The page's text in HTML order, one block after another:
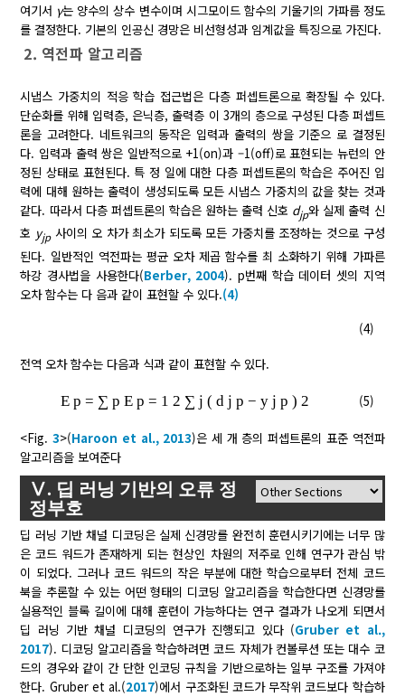
여기서 γ는 양수의 상수 변수이며 시그모이드 함수의 기울기의 가파름 정도
를 결정한다. 기본의 인공신 경망은 비선형성과 임계값을 특징으로 가진다.
2. 역전파 알고리즘
시냅스 가중치의 적응 학습 접근법은 다층 퍼셉트론으로 확장될 수 있다.
단순화를 위해 입력층, 은닉층, 출력층 이 3개의 층으로 구성된 다층 퍼셉트
론을 고려한다. 네트워크의 동작은 입력과 출력의 쌍을 기준으 로 결정된
다. 입력과 출력 쌍은 일반적으로 +1(on)과 –1(off)로 표현되는 뉴런의 안
정된 상태로 표현된다. 특 정 일에 대한 다층 퍼셉트론의 학습은 주어진 입
력에 대해 원하는 출력이 생성되도록 모든 시냅스 가중치의 값을 찾는 것과
같다. 따라서 다층 퍼셉트론의 학습은 원하는 출력 신호 djp와 실제 출력 신
호 yjp사이의 오 차가 최소가 되도록 모든 가중치를 조정하는 것으로 구성
된다. 일반적인 역전파는 평균 오차 제곱 함수를 최 소화하기 위해 가파른
하강 경사법을 사용한다(Berber, 2004). p번째 학습 데이터 셋의 지역
오차 함수는 다 음과 같이 표현할 수 있다.(4)
(4)
전역 오차 함수는 다음과 식과 같이 표현할 수 있다.
E p = ∑ p E p = 1 2 ∑ j ( d j p − y j p ) 2 (5)
<Fig.3>(Haroon et al., 2013)은 세 개 층의 퍼셉트론의 표준 역전파
알고리즘을 보여준다
Ⅴ. 딥 러닝 기반의 오류 정
정부호
딥 러닝 기반 채널 디코딩은 실제 신경망를 완전히 훈련시키기에는 너무 많
은 코드 워드가 존재하게 되는 현상인 차원의 저주로 인해 연구가 관심 밖
이 되었다. 그러나 코드 워드의 작은 부분에 대한 학습으로부터 전체 코드
북을 추론할 수 있는 어떤 형태의 디코딩 알고리즘을 학습한다면 신경망를
실용적인 블록 길이에 대해 훈련이 가능하다는 연구 결과가 나오게 되면서
딥 러닝 기반 채널 디코딩의 연구가 진행되고 있다 (Gruber et al.,
2017). 디코딩 알고리즘을 학습하려면 코드 자체가 컨볼루션 또는 대수 코
드의 경우와 같이 간 단한 인코딩 규칙을 기반으로하는 일부 구조를 가져야
한다. Gruber et al.(2017)에서 구조화된 코드가 무작위 코드보다 학습하